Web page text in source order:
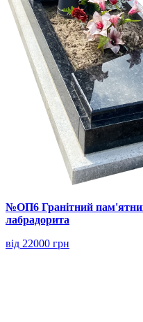
№ОП6 Гранітний
лабрадорита
від 22000 грн